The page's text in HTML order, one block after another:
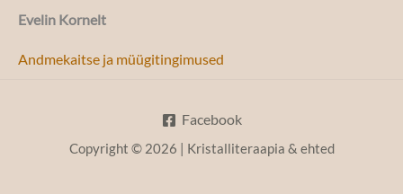
Evelin Kornelt
Andmekaitse ja müügitingimused
Facebook
Copyright © 2026 | Kristalliteraapia & ehted